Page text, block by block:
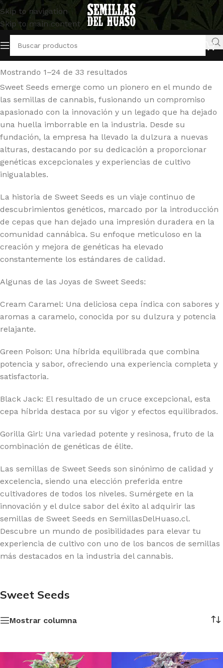
Skip to navigation
Skip to main content
Inicio/Semillas Autoflorecientes/Sweet Seeds
Mostrando 1–24 de 33 resultados
Sweet Seeds emerge como un pionero en el mundo de
las semillas de cannabis, fusionando un compromiso
apasionado con la innovación y un legado que ha dejado
una huella imborrable en la industria. Desde su
fundación, la empresa ha llevado la dulzura a nuevas
alturas, destacando por su dedicación a proporcionar
genéticas excepcionales y experiencias de cultivo
inigualables.
La historia de Sweet Seeds es un viaje continuo de
descubrimientos genéticos, marcado por la introducción
de cepas que han dejado una impresión duradera en la
comunidad cannábica. Su enfoque meticuloso en la
creación y mejora de genéticas ha elevado
constantemente los estándares de calidad.
Algunas de las Joyas de Sweet Seeds:
Cream Caramel: Una deliciosa cepa índica con sabores y
aromas a caramelo, conocida por su dulzura y potencia
relajante.
Green Poison: Una híbrida equilibrada que combina
potencia y sabor, ofreciendo una experiencia completa y
satisfactoria.
Black Jack: El resultado de un cruce excepcional, esta
cepa híbrida destaca por su vigor y efectos equilibrados.
Gorilla Girl: Una variedad potente y resinosa, fruto de la
combinación de genéticas de élite.
Las semillas de Sweet Seeds son sinónimo de calidad y
excelencia, siendo una elección preferida entre
cultivadores de todos los niveles. Sumérgete en la
innovación y el dulce sabor del éxito al adquirir las
semillas de Sweet Seeds en SemillasDelHuaso.cl.
Descubre un mundo de posibilidades para elevar tu
experiencia de cultivo con uno de los bancos de semillas
más destacados en la industria del cannabis.
Sweet Seeds
Mostrar columna